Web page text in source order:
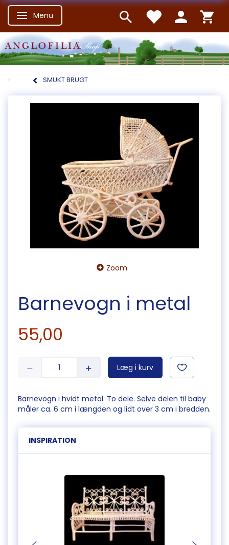
Skifte navigation
Menu
SMUKT BRUGT
Zoom
Barnevogn i metal
55,00
Læg i kurv
Barnevogn i hvidt metal. To dele. Selve delen til baby
måler ca. 6 cm i længden og lidt over 3 cm i bredden.
INSPIRATION